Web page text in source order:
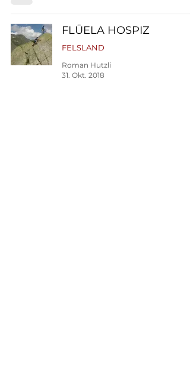
FLÜELA HOSPIZ
FELSLAND
Roman Hutzli
31. Okt. 2018